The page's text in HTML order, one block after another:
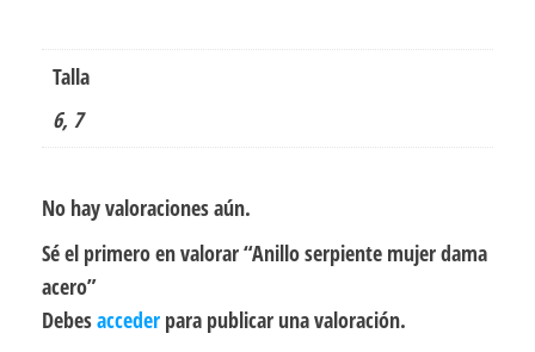
Talla
6, 7
No hay valoraciones aún.
Sé el primero en valorar “Anillo serpiente mujer dama
acero”
Debesacceder para publicar una valoración.